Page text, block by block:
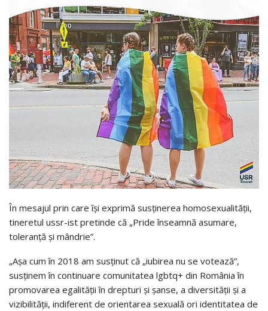
În mesajul prin care își exprimă susținerea homosexualității,
tineretul ussr-ist pretinde că „Pride înseamnă asumare,
toleranță și mândrie”.
„Așa cum în 2018 am susținut că „iubirea nu se votează”,
susținem în continuare comunitatea lgbtq+ din România în
promovarea egalității în drepturi și șanse, a diversității și a
vizibilității, indiferent de orientarea sexuală ori identitatea de